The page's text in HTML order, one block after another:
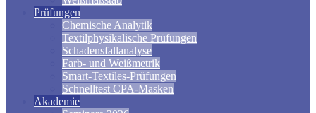
Prüfungen
Chemische Analytik
Textilphysikalische Prüfungen
Schadensfallanalyse
Farb- und Weißmetrik
Smart-Textiles-Prüfungen
Schnelltest CPA-Masken
Akademie